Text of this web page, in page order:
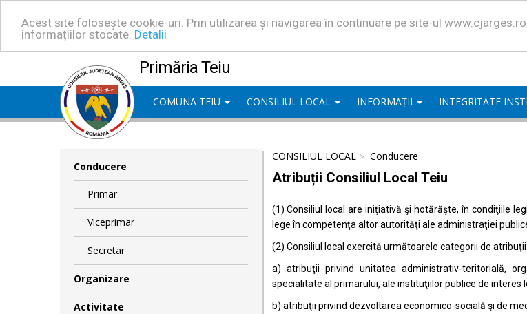
Acest site folosește cookie-uri. Prin utilizarea și navigarea în continuare pe site-ul
informațiilor stocate. Detalii
Primăria Teiu
COMUNA TEIU CONSILIUL LOCAL INFORMAȚII INTEGRITATE
Conducere
Primar
Viceprimar
Secretar
Organizare
Activitate
CONSILIUL LOCAL Conducere
Atribuții Consiliul Local Teiu
(1) Consiliul local are iniţiativă şi hotărăşte, în condiţiile
lege în competenţa altor autorităţi ale administraţiei
(2) Consiliul local exercită următoarele categorii de atribuţii:
a) atribuţii privind unitatea administrativ-teritorială,
specialitate al primarului, ale instituţiilor publice de
b) atribuţii privind dezvoltarea economico-socială şi de